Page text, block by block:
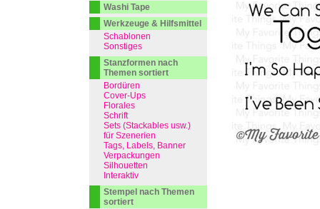
Washi Tape
Werkzeuge & Hilfsmittel
Schablonen
Sonstiges
Stanzformen nach
Themen sortiert
Bordüren
Cover-Ups
Florales
Schrift
Sets (Stackables usw.)
für Szenerien
Tags, Labels, Banner
Verpackungen
Silhouetten
Interaktiv
Stempel nach Themen
sortiert